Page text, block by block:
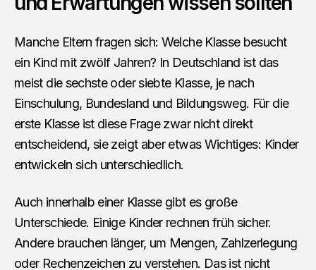
Manche Eltern fragen sich: Welche Klasse besucht
ein Kind mit zwölf Jahren? In Deutschland ist das
meist die sechste oder siebte Klasse, je nach
Einschulung, Bundesland und Bildungsweg. Für die
erste Klasse ist diese Frage zwar nicht direkt
entscheidend, sie zeigt aber etwas Wichtiges: Kinder
entwickeln sich unterschiedlich.
Auch innerhalb einer Klasse gibt es große
Unterschiede. Einige Kinder rechnen früh sicher.
Andere brauchen länger, um Mengen, Zahlzerlegung
oder Rechenzeichen zu verstehen. Das ist nicht